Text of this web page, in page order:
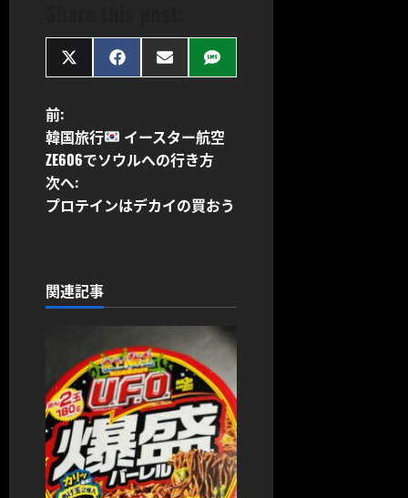
Share
on
Share
on
Share
on
Share
on
投
稿
ナ
ゲ
ー
ョ
ン
前:
韓国旅行
イースター航空
ZE606でソウルへの行き方
次へ:
プロテインはデカイの買おう
関連記事